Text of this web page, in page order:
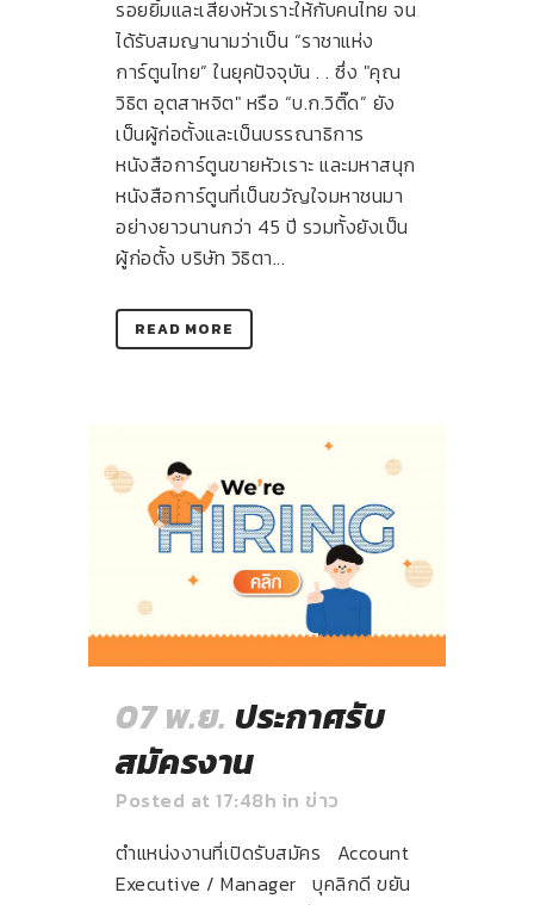
รอยยิ้มและเสียงหัวเราะให้กับคนไทย จน
ได้รับสมญานามว่าเป็น “ราชาแห่ง
การ์ตูนไทย” ในยุคปัจจุบัน . . ซึ่ง "คุณ
วิธิต อุตสาหจิต" หรือ “บ.ก.วิติ๊ด” ยัง
เป็นผู้ก่อตั้งและเป็นบรรณาธิการ
หนังสือการ์ตูนขายหัวเราะ และมหาสนุก
หนังสือการ์ตูนที่เป็นขวัญใจมหาชนมา
อย่างยาวนานกว่า 45 ปี รวมทั้งยังเป็น
ผู้ก่อตั้ง บริษัท วิธิตา...
READ MORE
07 พ.ย. ประกาศรับ
สมัครงาน
Posted at 17:48h in ข่าว
ตำแหน่งงานที่เปิดรับสมัคร Account
Executive / Manager บุคลิกดี ขยัน